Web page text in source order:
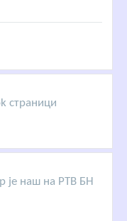
страници
је наш на РТВ БН